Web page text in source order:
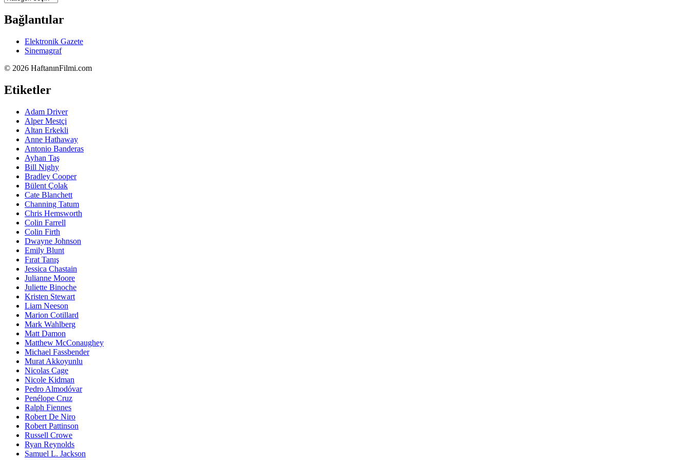
Bağlantılar
Elektronik Gazete
Sinemagraf
© 2026 HaftanınFilmi.com
Etiketler
Adam Driver
Alper Mestçi
Altan Erkekli
Anne Hathaway
Antonio Banderas
Ayhan Taş
Bill Nighy
Bradley Cooper
Bülent Çolak
Cate Blanchett
Channing Tatum
Chris Hemsworth
Colin Farrell
Colin Firth
Dwayne Johnson
Emily Blunt
Fırat Tanış
Jessica Chastain
Julianne Moore
Juliette Binoche
Kristen Stewart
Liam Neeson
Marion Cotillard
Mark Wahlberg
Matt Damon
Matthew McConaughey
Michael Fassbender
Murat Akkoyunlu
Nicolas Cage
Nicole Kidman
Pedro Almodóvar
Penélope Cruz
Ralph Fiennes
Robert De Niro
Robert Pattinson
Russell Crowe
Ryan Reynolds
Samuel L. Jackson